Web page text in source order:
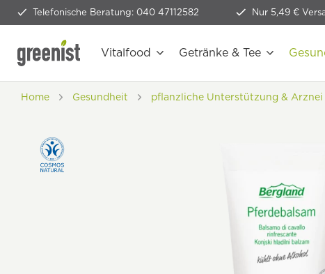
Telefonische Beratung: 040 47112582 Nur 5,49 €
Vitalfood Getränke & Tee
Home Gesundheit pflanzliche Unterstützung & Arznei